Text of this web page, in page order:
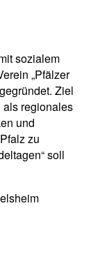
sozialem
„Pfälzer
Ziel
als regionales
und
zu
soll